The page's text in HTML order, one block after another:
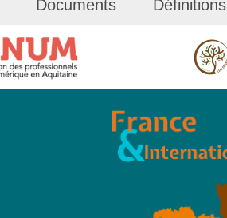
Documents Définitions